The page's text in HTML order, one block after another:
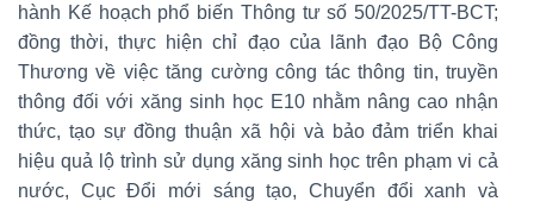
hành Kế hoạch phổ biến Thông tư số 50/2025/TT-BCT;
đồng thời, thực hiện chỉ đạo của lãnh đạo Bộ Công
Thương về việc tăng cường công tác thông tin, truyền
thông đối với xăng sinh học E10 nhằm nâng cao nhận
thức, tạo sự đồng thuận xã hội và bảo đảm triển khai
hiệu quả lộ trình sử dụng xăng sinh học trên phạm vi cả
nước, Cục Đổi mới sáng tạo, Chuyển đổi xanh và